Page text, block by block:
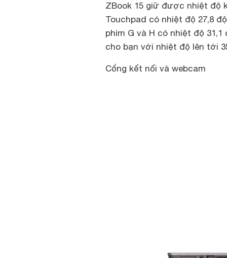
ZBook 15 giữ được nhiệt độ
Touchpad có nhiệt độ 27,8
phím G và H có nhiệt độ
cho bạn với nhiệt độ lên tới
Cổng kết nối và webcam